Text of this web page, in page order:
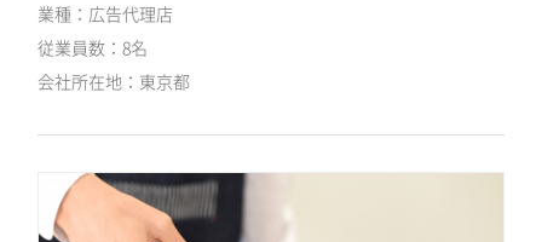
広告代理店
8名
東京都